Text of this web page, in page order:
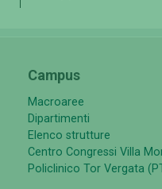
Campus
Macroaree
Dipartimenti
Elenco strutture
Centro Congressi Villa
Policlinico Tor Vergata